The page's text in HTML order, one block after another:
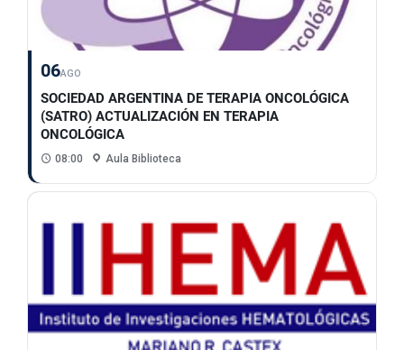
06AGO
SOCIEDAD ARGENTINA DE TERAPIA ONCOLÓGICA
(SATRO) ACTUALIZACIÓN EN TERAPIA
ONCOLÓGICA
08:00 Aula Biblioteca